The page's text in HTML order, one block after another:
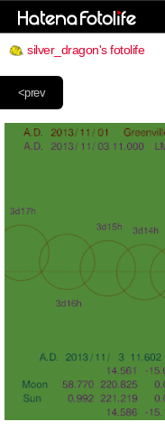
silver_dragon's fotolife
<prev